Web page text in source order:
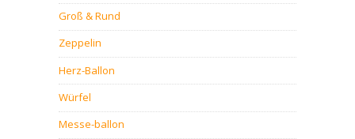
Groß & Rund
Zeppelin
Herz-Ballon
Würfel
Messe-ballon